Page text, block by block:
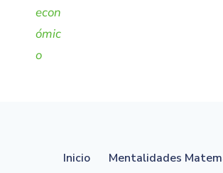
econ
ómic
o
Inicio
Mentalidades